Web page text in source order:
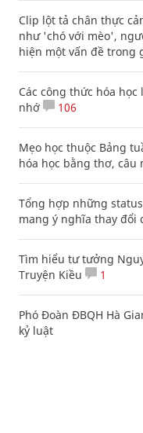
Clip lột tả chân thực
như 'chó với mèo',
hiện một vấn đề trong
Các công thức hóa
nhớ
106
Mẹo học thuộc Bảng
hóa học bằng thơ, câu
Tổng hợp những
mang ý nghĩa thay đổi
Tìm hiểu tư tưởng
Truyện Kiều
1
Phó Đoàn ĐBQH Hà
kỷ luật